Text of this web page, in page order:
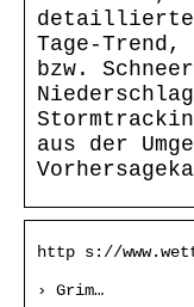
detaillierte
Tage-
bzw.
aus der
http s://
› Grim…